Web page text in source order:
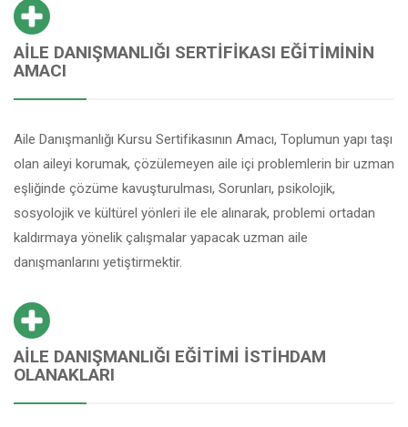
AILE DANIŞMANLIĞI SERTIFIKASI EĞITIMININ
AMACI
Aile Danışmanlığı Kursu Sertifikasının Amacı, Toplumun yapı taşı
olan aileyi korumak, çözülemeyen aile içi problemlerin bir uzman
eşliğinde çözüme kavuşturulması, Sorunları, psikolojik,
sosyolojik ve kültürel yönleri ile ele alınarak, problemi ortadan
kaldırmaya yönelik çalışmalar yapacak uzman aile
danışmanlarını yetiştirmektir.
AILE DANIŞMANLIĞI EĞITIMI İSTIHDAM
OLANAKLARI